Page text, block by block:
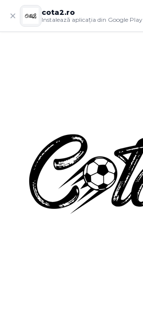
cota2.ro
Instalează aplicația din Google Play